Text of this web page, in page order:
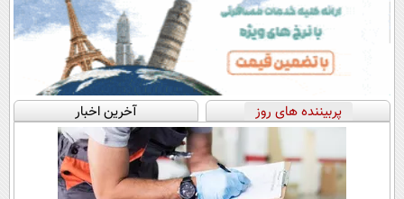
پربیننده های روز آخرین اخبار